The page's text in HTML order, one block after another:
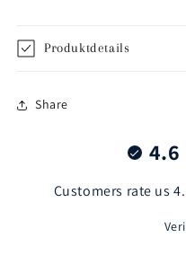
Produktdetails
Share
4.6
Customers rate us